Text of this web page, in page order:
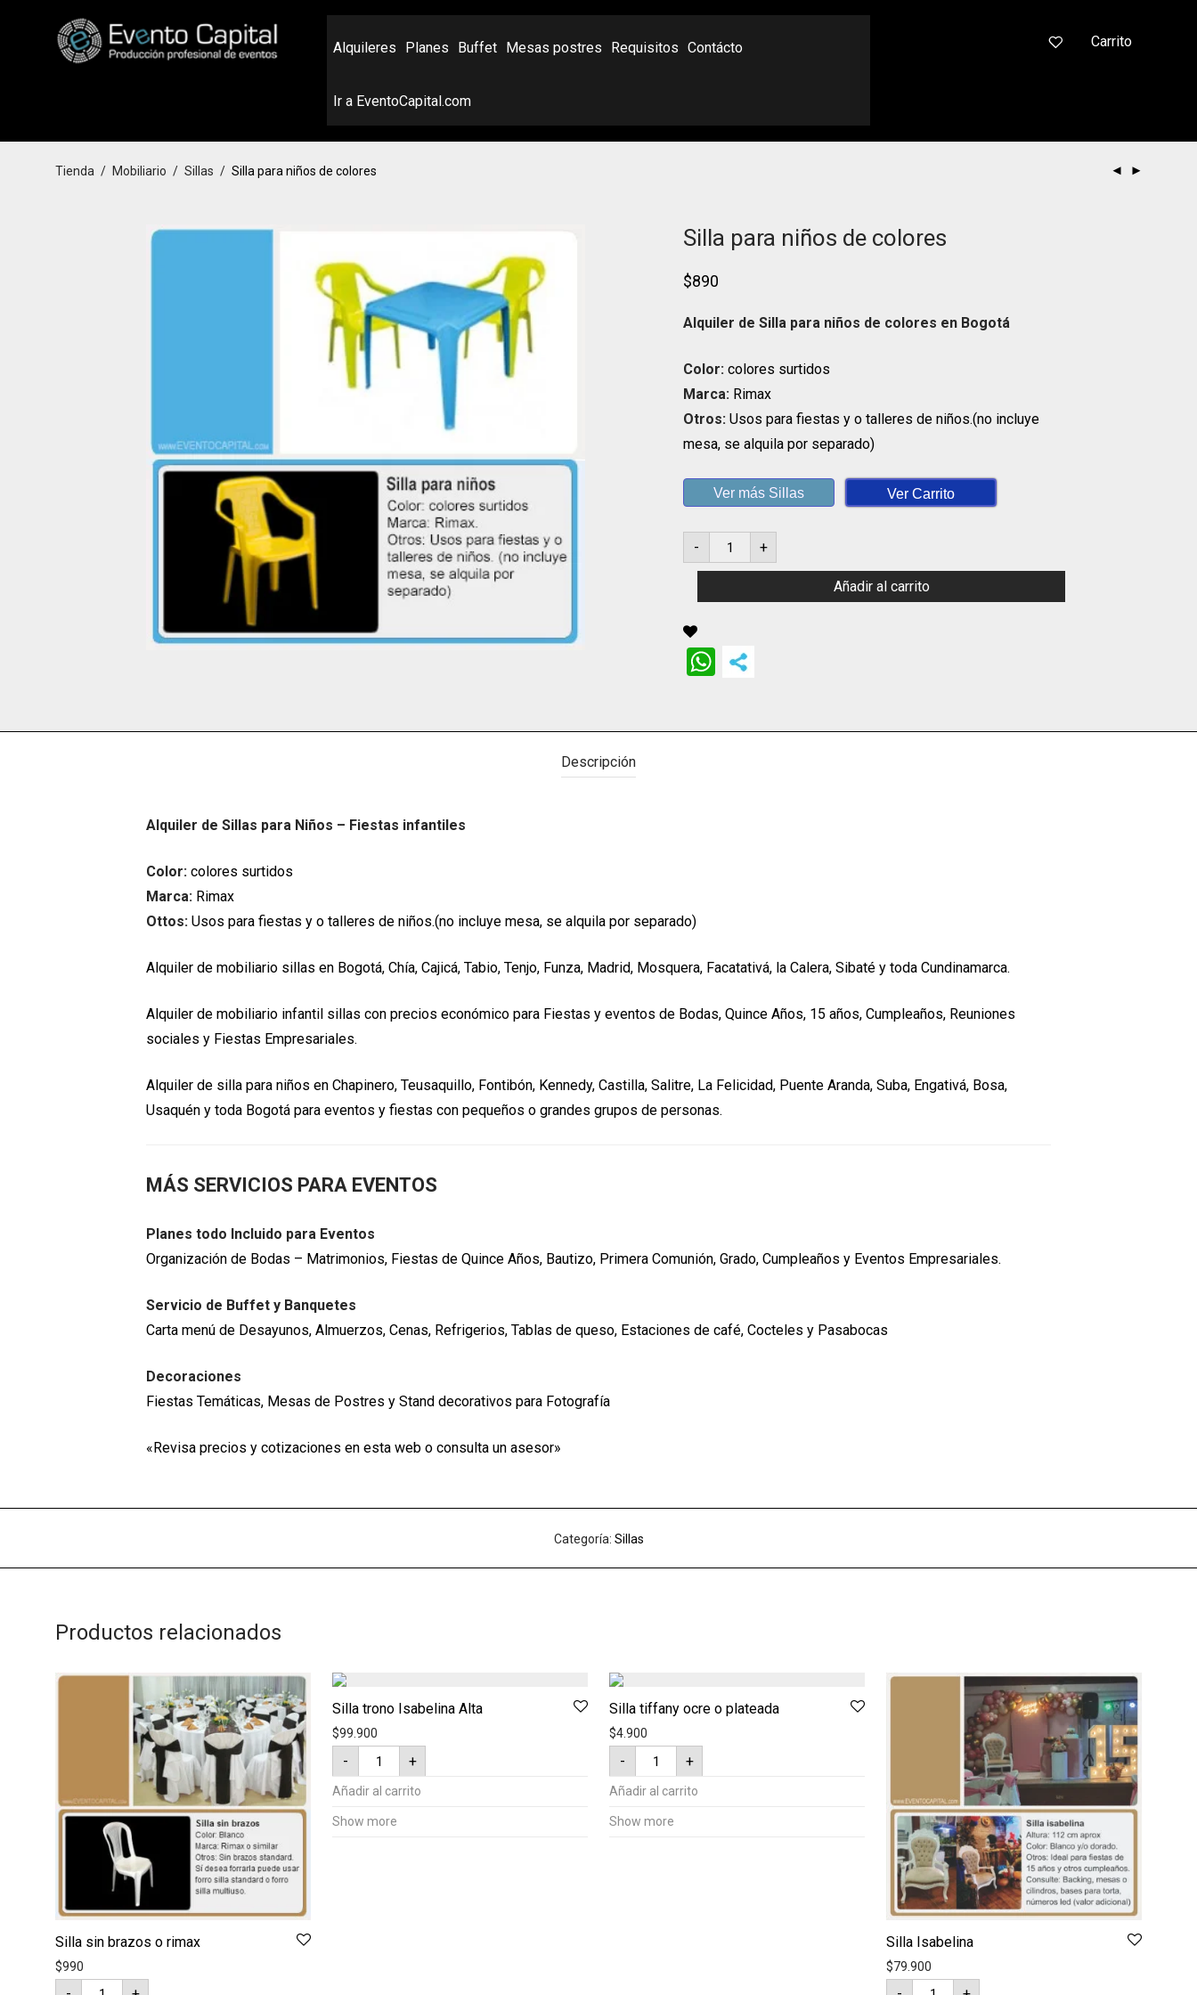
Alquileres Planes Buffet Mesas postres Requisitos Contácto
Ir a EventoCapital.com
Carrito
Tienda / Mobiliario / Sillas / Silla para niños de colores
Silla para niños de colores
$890
Alquiler de Silla para niños de colores en Bogotá
Color: colores surtidos
Marca: Rimax
Otros: Usos para fiestas y o talleres de niños.(no incluye
mesa, se alquila por separado)
Ver más Sillas Ver Carrito
-
Silla
para
niños
de
cantidad
+
Añadir al carrito
WhatsApp
Descripción
Alquiler de Sillas para Niños – Fiestas infantiles
Color: colores surtidos
Marca: Rimax
Ottos: Usos para fiestas y o talleres de niños.(no incluye mesa, se alquila por separado)
Alquiler de mobiliario sillas en Bogotá, Chía, Cajicá, Tabio, Tenjo, Funza, Madrid, Mosquera, Facatativá, la Calera, Sibaté y toda Cundinamarca.
Alquiler de mobiliario infantil sillas con precios económico para Fiestas y eventos de Bodas, Quince Años, 15 años, Cumpleaños, Reuniones
sociales y Fiestas Empresariales.
Alquiler de silla para niños en Chapinero, Teusaquillo, Fontibón, Kennedy, Castilla, Salitre, La Felicidad, Puente Aranda, Suba, Engativá, Bosa,
Usaquén y toda Bogotá para eventos y fiestas con pequeños o grandes grupos de personas.
MÁS SERVICIOS PARA EVENTOS
Planes todo Incluido para Eventos
Organización de Bodas – Matrimonios, Fiestas de Quince Años, Bautizo, Primera Comunión, Grado, Cumpleaños y Eventos Empresariales.
Servicio de Buffet y Banquetes
Carta menú de Desayunos, Almuerzos, Cenas, Refrigerios, Tablas de queso, Estaciones de café, Cocteles y Pasabocas
Decoraciones
Fiestas Temáticas, Mesas de Postres y Stand decorativos para Fotografía
«Revisa precios y cotizaciones en esta web o consulta un asesor»
Categoría: Sillas
Productos relacionados
Silla sin brazos o rimax
$990
Silla
Silla trono Isabelina Alta
$99.900
-
Silla
trono
Isabelina
Alta
+
Añadir al carrito
Show more
Silla tiffany ocre o plateada
$4.900
-
Silla
tiffany
ocre
o
+
Añadir al carrito
Show more
Silla Isabelina
$79.900
Silla